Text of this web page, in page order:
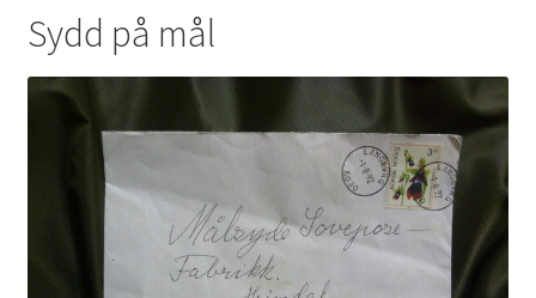
Om Isbjørn
Kundeservice
Sydd på mål